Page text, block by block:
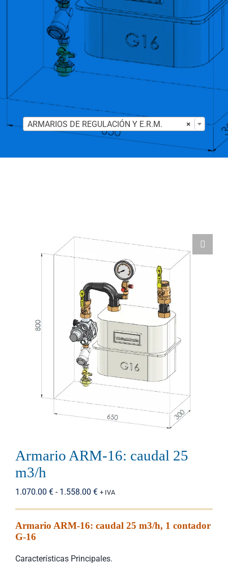
×
ARMARIOS DE REGULACIÓN Y E.R.M.
Armario ARM-16: caudal 25
m3/h
1.070.00 € - 1.558.00 €Rango
desde
+ IVA
Armario ARM-16: caudal 25 m3/h, 1 contador
G-16
Características Principales.